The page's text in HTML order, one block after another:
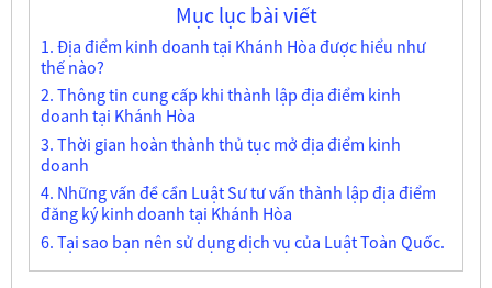
Mục lục bài viết
1. Địa điểm kinh doanh tại Khánh Hòa được hiểu như
thế nào?
2. Thông tin cung cấp khi thành lập địa điểm kinh
doanh tại Khánh Hòa
3. Thời gian hoàn thành thủ tục mở địa điểm kinh
doanh
4. Những vấn đề cần Luật Sư tư vấn thành lập địa điểm
đăng ký kinh doanh tại Khánh Hòa
6. Tại sao bạn nên sử dụng dịch vụ của Luật Toàn Quốc.